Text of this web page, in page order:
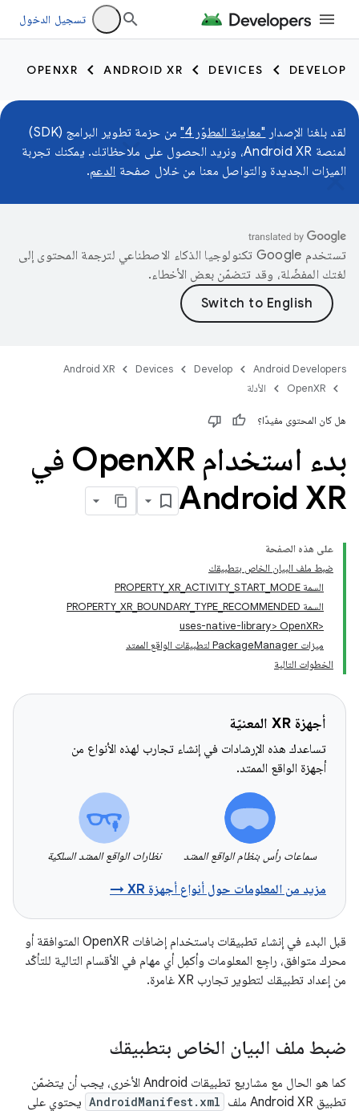
تسجيل الدخول
DEVELOP
DEVICES
ANDROID XR
OPENXR
لقد بلغنا الإصدار "معاينة المطوّر 4"
من حزمة تطوير البرامج (SDK)
لمنصة Android XR، ونريد الحصول على ملاحظاتك. يمكنك تجربة
الميزات الجديدة والتواصل معنا من خلال صفحة الدعم.
تستخدم Google تكنولوجيا الذكاء الاصطناعي لترجمة المحتوى إلى
لغتك المفضّلة، وقد تتضمّن بعض الأخطاء.
Android Developers
Develop
Devices
Android XR
OpenXR
الأدلة
هل كان المحتوى مفيدًا؟
بدء استخدام Open
XR في
Android XR
على هذه الصفحة
ضبط ملف البيان الخاص بتطبيقك
السمة PROPERTY_XR_ACTIVITY_START_MODE
السمة PROPERTY_XR_BOUNDARY_TYPE_RECOMMENDED
<uses-native-library> OpenXR
ميزات PackageManager لتطبيقات الواقع الممتد
الخطوات التالية
أجهزة XR المعنيّة
تساعدك هذه الإرشادات في إنشاء تجارب لهذه الأنواع من
أجهزة الواقع الممتد.
سماعات رأس بنظام الواقع الممتد نظارات الواقع الممتد السلكية
مزيد من المعلومات حول أنواع أجهزة XR →
قبل البدء في إنشاء تطبيقات باستخدام إضافات OpenXR المتوافقة أو
محرك متوافق، راجِع المعلومات وأكمِل أي مهام في الأقسام التالية للتأكّد
من إعداد تطبيقك لتطوير تجارب XR غامرة.
ضبط ملف البيان الخاص بتطبيقك
كما هو الحال مع مشاريع تطبيقات Android الأخرى، يجب أن يتضمّن
تطبيق Android XR ملف
AndroidManifest.xml يحتوي على